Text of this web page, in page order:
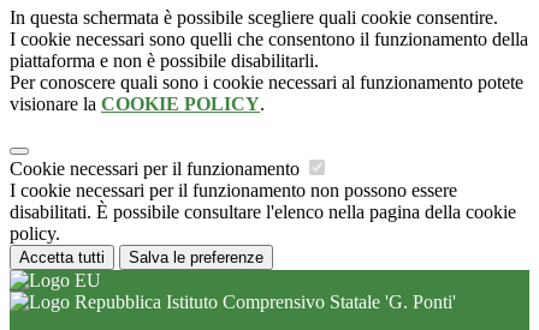
In questa schermata è possibile scegliere quali cookie consentire.
I cookie necessari sono quelli che consentono il funzionamento della
piattaforma e non è possibile disabilitarli.
Per conoscere quali sono i cookie necessari al funzionamento potete
visionare la COOKIE POLICY.
Cookie necessari per il funzionamento
I cookie necessari per il funzionamento non possono essere
disabilitati. È possibile consultare l'elenco nella pagina della cookie
policy.
Accetta tutti Salva le preferenze
Istituto Comprensivo Statale 'G. Ponti'